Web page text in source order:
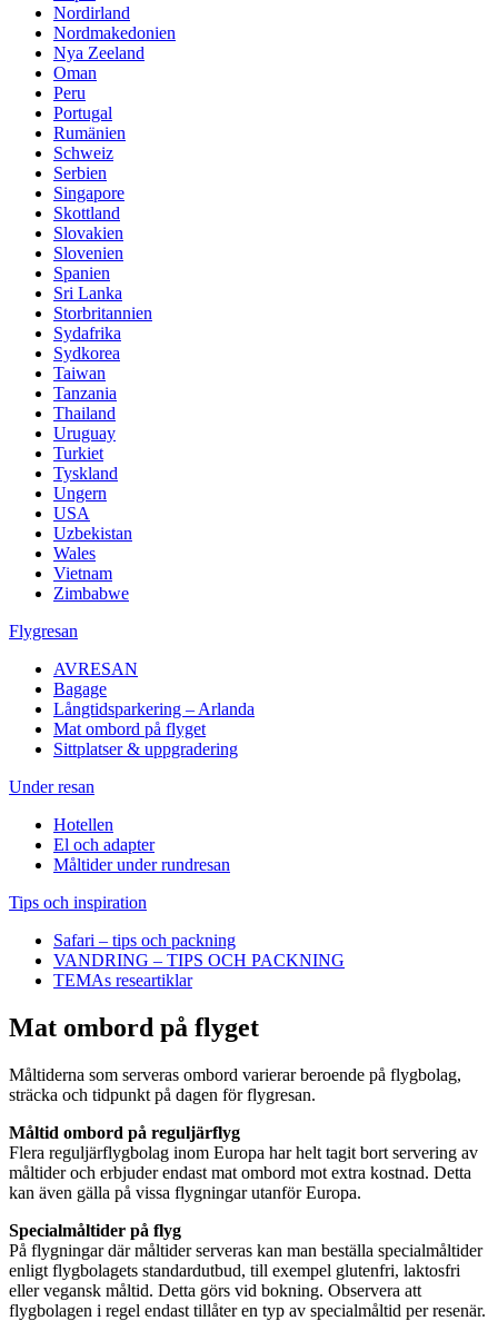
Nordirland
Nordmakedonien
Nya Zeeland
Oman
Peru
Portugal
Rumänien
Schweiz
Serbien
Singapore
Skottland
Slovakien
Slovenien
Spanien
Sri Lanka
Storbritannien
Sydafrika
Sydkorea
Taiwan
Tanzania
Thailand
Uruguay
Turkiet
Tyskland
Ungern
USA
Uzbekistan
Wales
Vietnam
Zimbabwe
Flygresan
AVRESAN
Bagage
Långtidsparkering – Arlanda
Mat ombord på flyget
Sittplatser & uppgradering
Under resan
Hotellen
El och adapter
Måltider under rundresan
Tips och inspiration
Safari – tips och packning
VANDRING – TIPS OCH PACKNING
TEMAs researtiklar
Mat ombord på flyget
Måltiderna som serveras ombord varierar beroende på flygbolag,
sträcka och tidpunkt på dagen för flygresan.
Måltid ombord på reguljärflyg
Flera reguljärflygbolag inom Europa har helt tagit bort servering av
måltider och erbjuder endast mat ombord mot extra kostnad. Detta
kan även gälla på vissa flygningar utanför Europa.
Specialmåltider på flyg
På flygningar där måltider serveras kan man beställa specialmåltider
enligt flygbolagets standardutbud, till exempel glutenfri, laktosfri
eller vegansk måltid. Detta görs vid bokning. Observera att
flygbolagen i regel endast tillåter en typ av specialmåltid per resenär.